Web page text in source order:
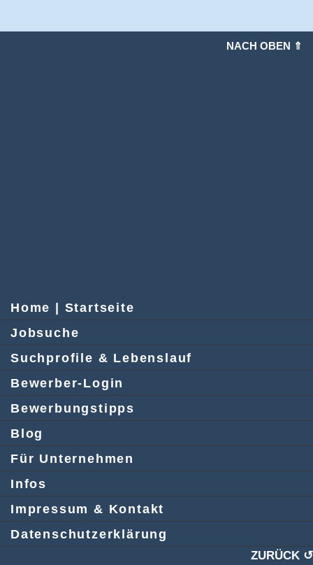
NACH OBEN ⇑
Home | Startseite
Jobsuche
Suchprofile & Lebenslauf
Bewerber-Login
Bewerbungstipps
Blog
Für Unternehmen
Infos
Impressum & Kontakt
Datenschutzerklärung
ZURÜCK ↺